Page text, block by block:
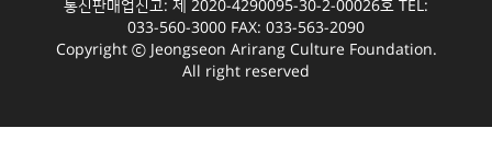
통신판매업신고: 제 2020-4290095-30-2-00026호 TEL:
033-560-3000 FAX: 033-563-2090
Copyright ⓒ Jeongseon Arirang Culture Foundation.
All right reserved